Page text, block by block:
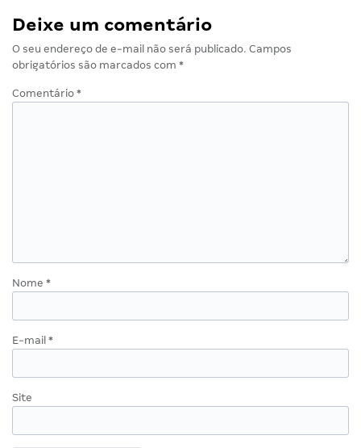
Deixe um comentário
O seu endereço de e-mail não será publicado. Campos
obrigatórios são marcados com *
Comentário *
Nome *
E-mail *
Site